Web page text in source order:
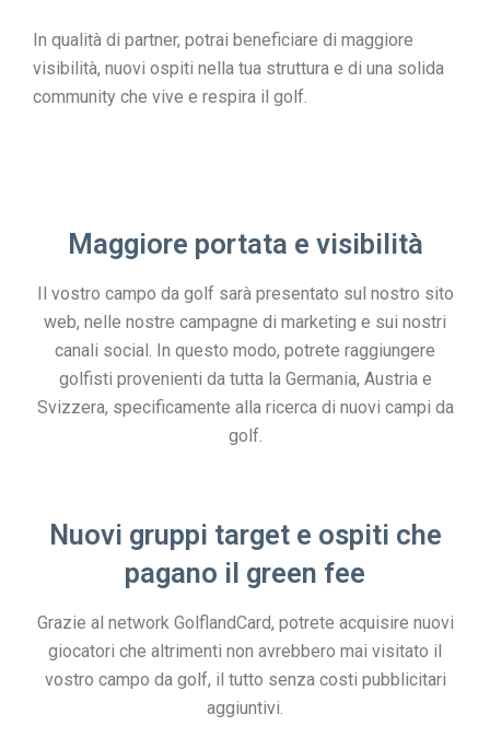
In qualità di partner, potrai beneficiare di maggiore
visibilità, nuovi ospiti nella tua struttura e di una solida
community che vive e respira il golf.
Maggiore portata e visibilità
Il vostro campo da golf sarà presentato sul nostro sito
web, nelle nostre campagne di marketing e sui nostri
canali social. In questo modo, potrete raggiungere
golfisti provenienti da tutta la Germania, Austria e
Svizzera, specificamente alla ricerca di nuovi campi da
golf.
Nuovi gruppi target e ospiti che
pagano il green fee
Grazie al network GolflandCard, potrete acquisire nuovi
giocatori che altrimenti non avrebbero mai visitato il
vostro campo da golf, il tutto senza costi pubblicitari
aggiuntivi.